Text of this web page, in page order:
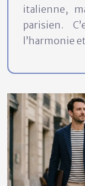
italienne,
parisien.
l’harmonie